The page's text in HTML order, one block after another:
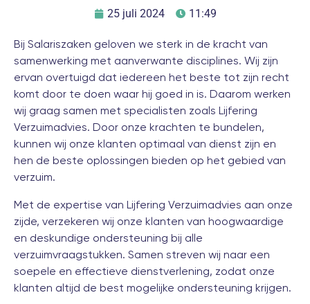
25 juli 2024 11:49
Bij Salariszaken geloven we sterk in de kracht van
samenwerking met aanverwante disciplines. Wij zijn
ervan overtuigd dat iedereen het beste tot zijn recht
komt door te doen waar hij goed in is. Daarom werken
wij graag samen met specialisten zoals Lijfering
Verzuimadvies. Door onze krachten te bundelen,
kunnen wij onze klanten optimaal van dienst zijn en
hen de beste oplossingen bieden op het gebied van
verzuim.
Met de expertise van Lijfering Verzuimadvies aan onze
zijde, verzekeren wij onze klanten van hoogwaardige
en deskundige ondersteuning bij alle
verzuimvraagstukken. Samen streven wij naar een
soepele en effectieve dienstverlening, zodat onze
klanten altijd de best mogelijke ondersteuning krijgen.